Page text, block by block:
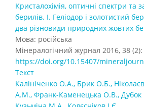
Кристалохімія, оптичні спектри та
берилів. I. Геліодор і золотистий
два різновиди природних жовтих
Мова: російська
Мінералогічний журнал 2016, 38
https://doi.org/10.15407/
Текст
Калініченко О.А., Брик О.Б.,
А.М., Франк-Каменецька О.В.,